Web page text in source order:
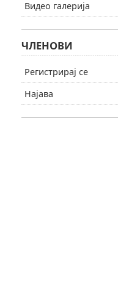
Видео галерија
ЧЛЕНОВИ
Регистрирај се
Најава